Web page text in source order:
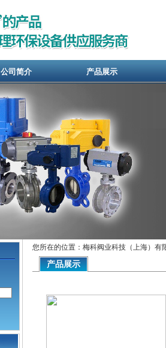
公司简介 产品展示
您所在的位置：梅科阀业科技（上海）有
产品展示